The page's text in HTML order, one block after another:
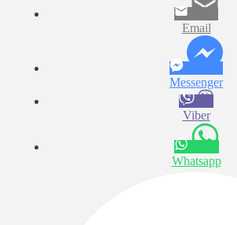
Email
Messenger
Viber
Whatsapp